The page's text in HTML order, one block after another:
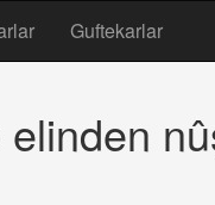
Guftekarlar